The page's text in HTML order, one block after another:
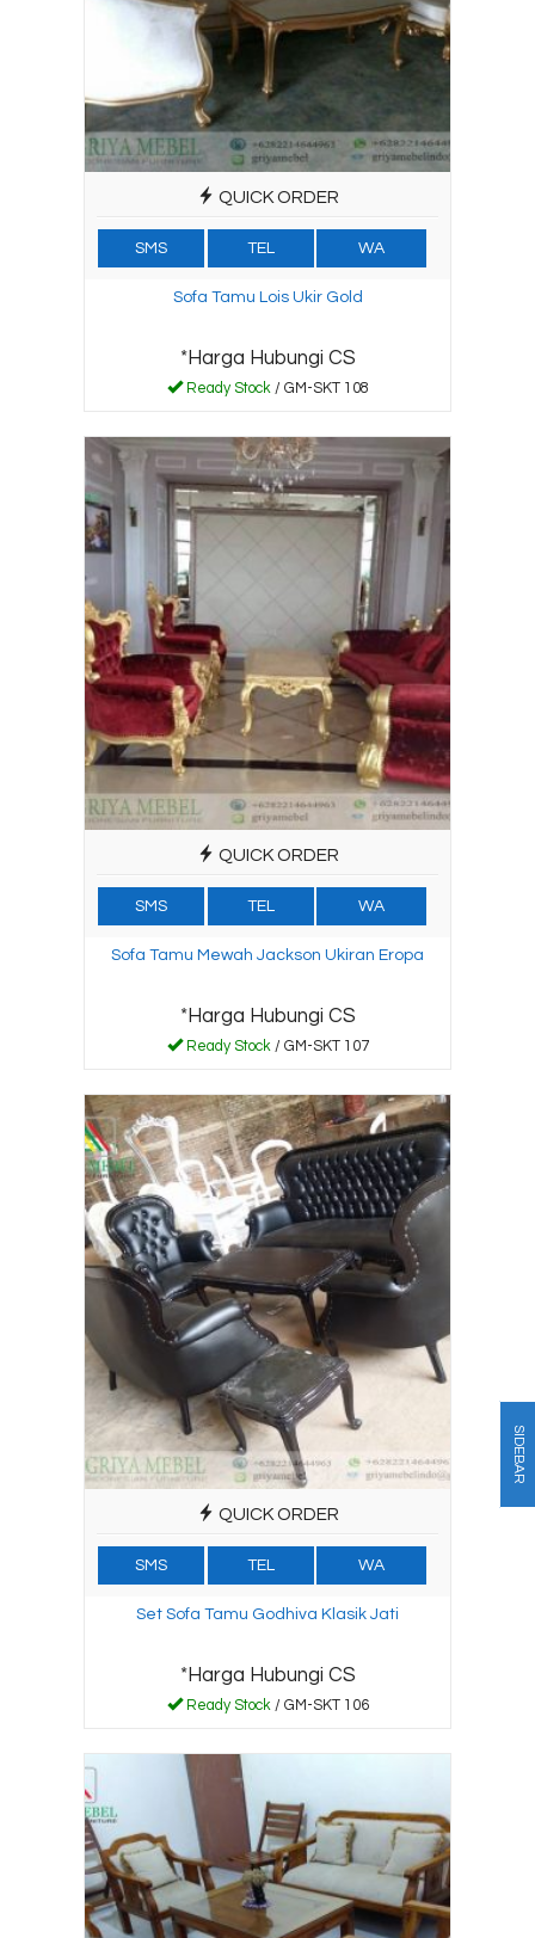
QUICK ORDER
SMS TEL WA
Sofa Tamu Lois Ukir Gold
*Harga Hubungi CS
Ready Stock / GM-SKT 108
QUICK ORDER
SMS TEL WA
Sofa Tamu Mewah Jackson Ukiran Eropa
*Harga Hubungi CS
Ready Stock/ GM-SKT 107
QUICK ORDER
SMS TEL WA
Set Sofa Tamu Godhiva Klasik Jati
*Harga Hubungi CS
Ready Stock/ GM-SKT 106
SIDEBAR